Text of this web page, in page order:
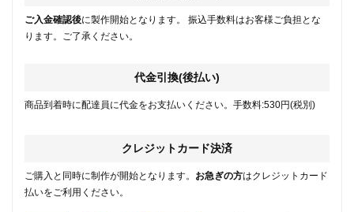
ご入金確認後に製作開始となります。 振込手数料はお客様ご負担とな
ります。ご了承ください。
代金引換(後払い)
商品到着時に配達員に代金をお支払いください。手数料:530円(税別)
クレジットカード決済
ご購入と同時に制作が開始となります。 お急ぎの方はクレジットカード
払いをご利用ください。